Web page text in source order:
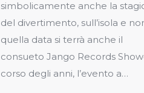
simbolicamente anche la
del divertimento, sull’isola e
quella data si terrà anche il
consueto Jango Records
corso degli anni, l’evento a…